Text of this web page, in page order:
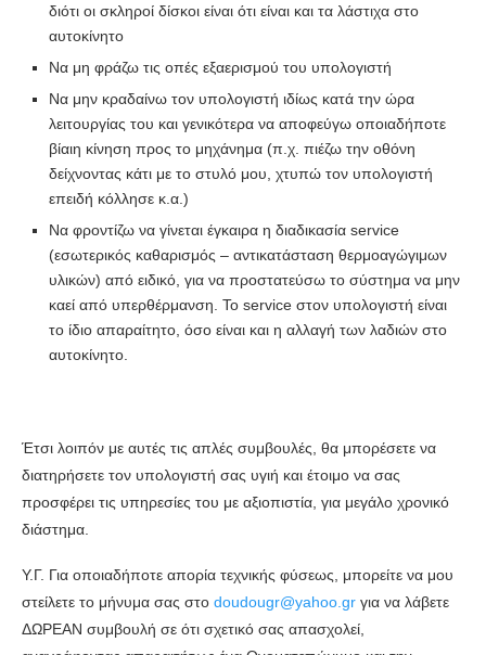
διότι οι σκληροί δίσκοι είναι ότι είναι και τα λάστιχα στο
αυτοκίνητο
Να μη φράζω τις οπές εξαερισμού του υπολογιστή
Να μην κραδαίνω τον υπολογιστή ιδίως κατά την ώρα
λειτουργίας του και γενικότερα να αποφεύγω οποιαδήποτε
βίαιη κίνηση προς το μηχάνημα (π.χ. πιέζω την οθόνη
δείχνοντας κάτι με το στυλό μου, χτυπώ τον υπολογιστή
επειδή κόλλησε κ.α.)
Να φροντίζω να γίνεται έγκαιρα η διαδικασία service
(εσωτερικός καθαρισμός – αντικατάσταση θερμοαγώγιμων
υλικών) από ειδικό, για να προστατεύσω το σύστημα να μην
καεί από υπερθέρμανση. Το service στον υπολογιστή είναι
το ίδιο απαραίτητο, όσο είναι και η αλλαγή των λαδιών στο
αυτοκίνητο.
Έτσι λοιπόν με αυτές τις απλές συμβουλές, θα μπορέσετε να
διατηρήσετε τον υπολογιστή σας υγιή και έτοιμο να σας
προσφέρει τις υπηρεσίες του με αξιοπιστία, για μεγάλο χρονικό
διάστημα.
Υ.Γ. Για οποιαδήποτε απορία τεχνικής φύσεως, μπορείτε να μου
στείλετε το μήνυμα σας στο doudougr@yahoo.gr για να λάβετε
ΔΩΡΕΑΝ συμβουλή σε ότι σχετικό σας απασχολεί,